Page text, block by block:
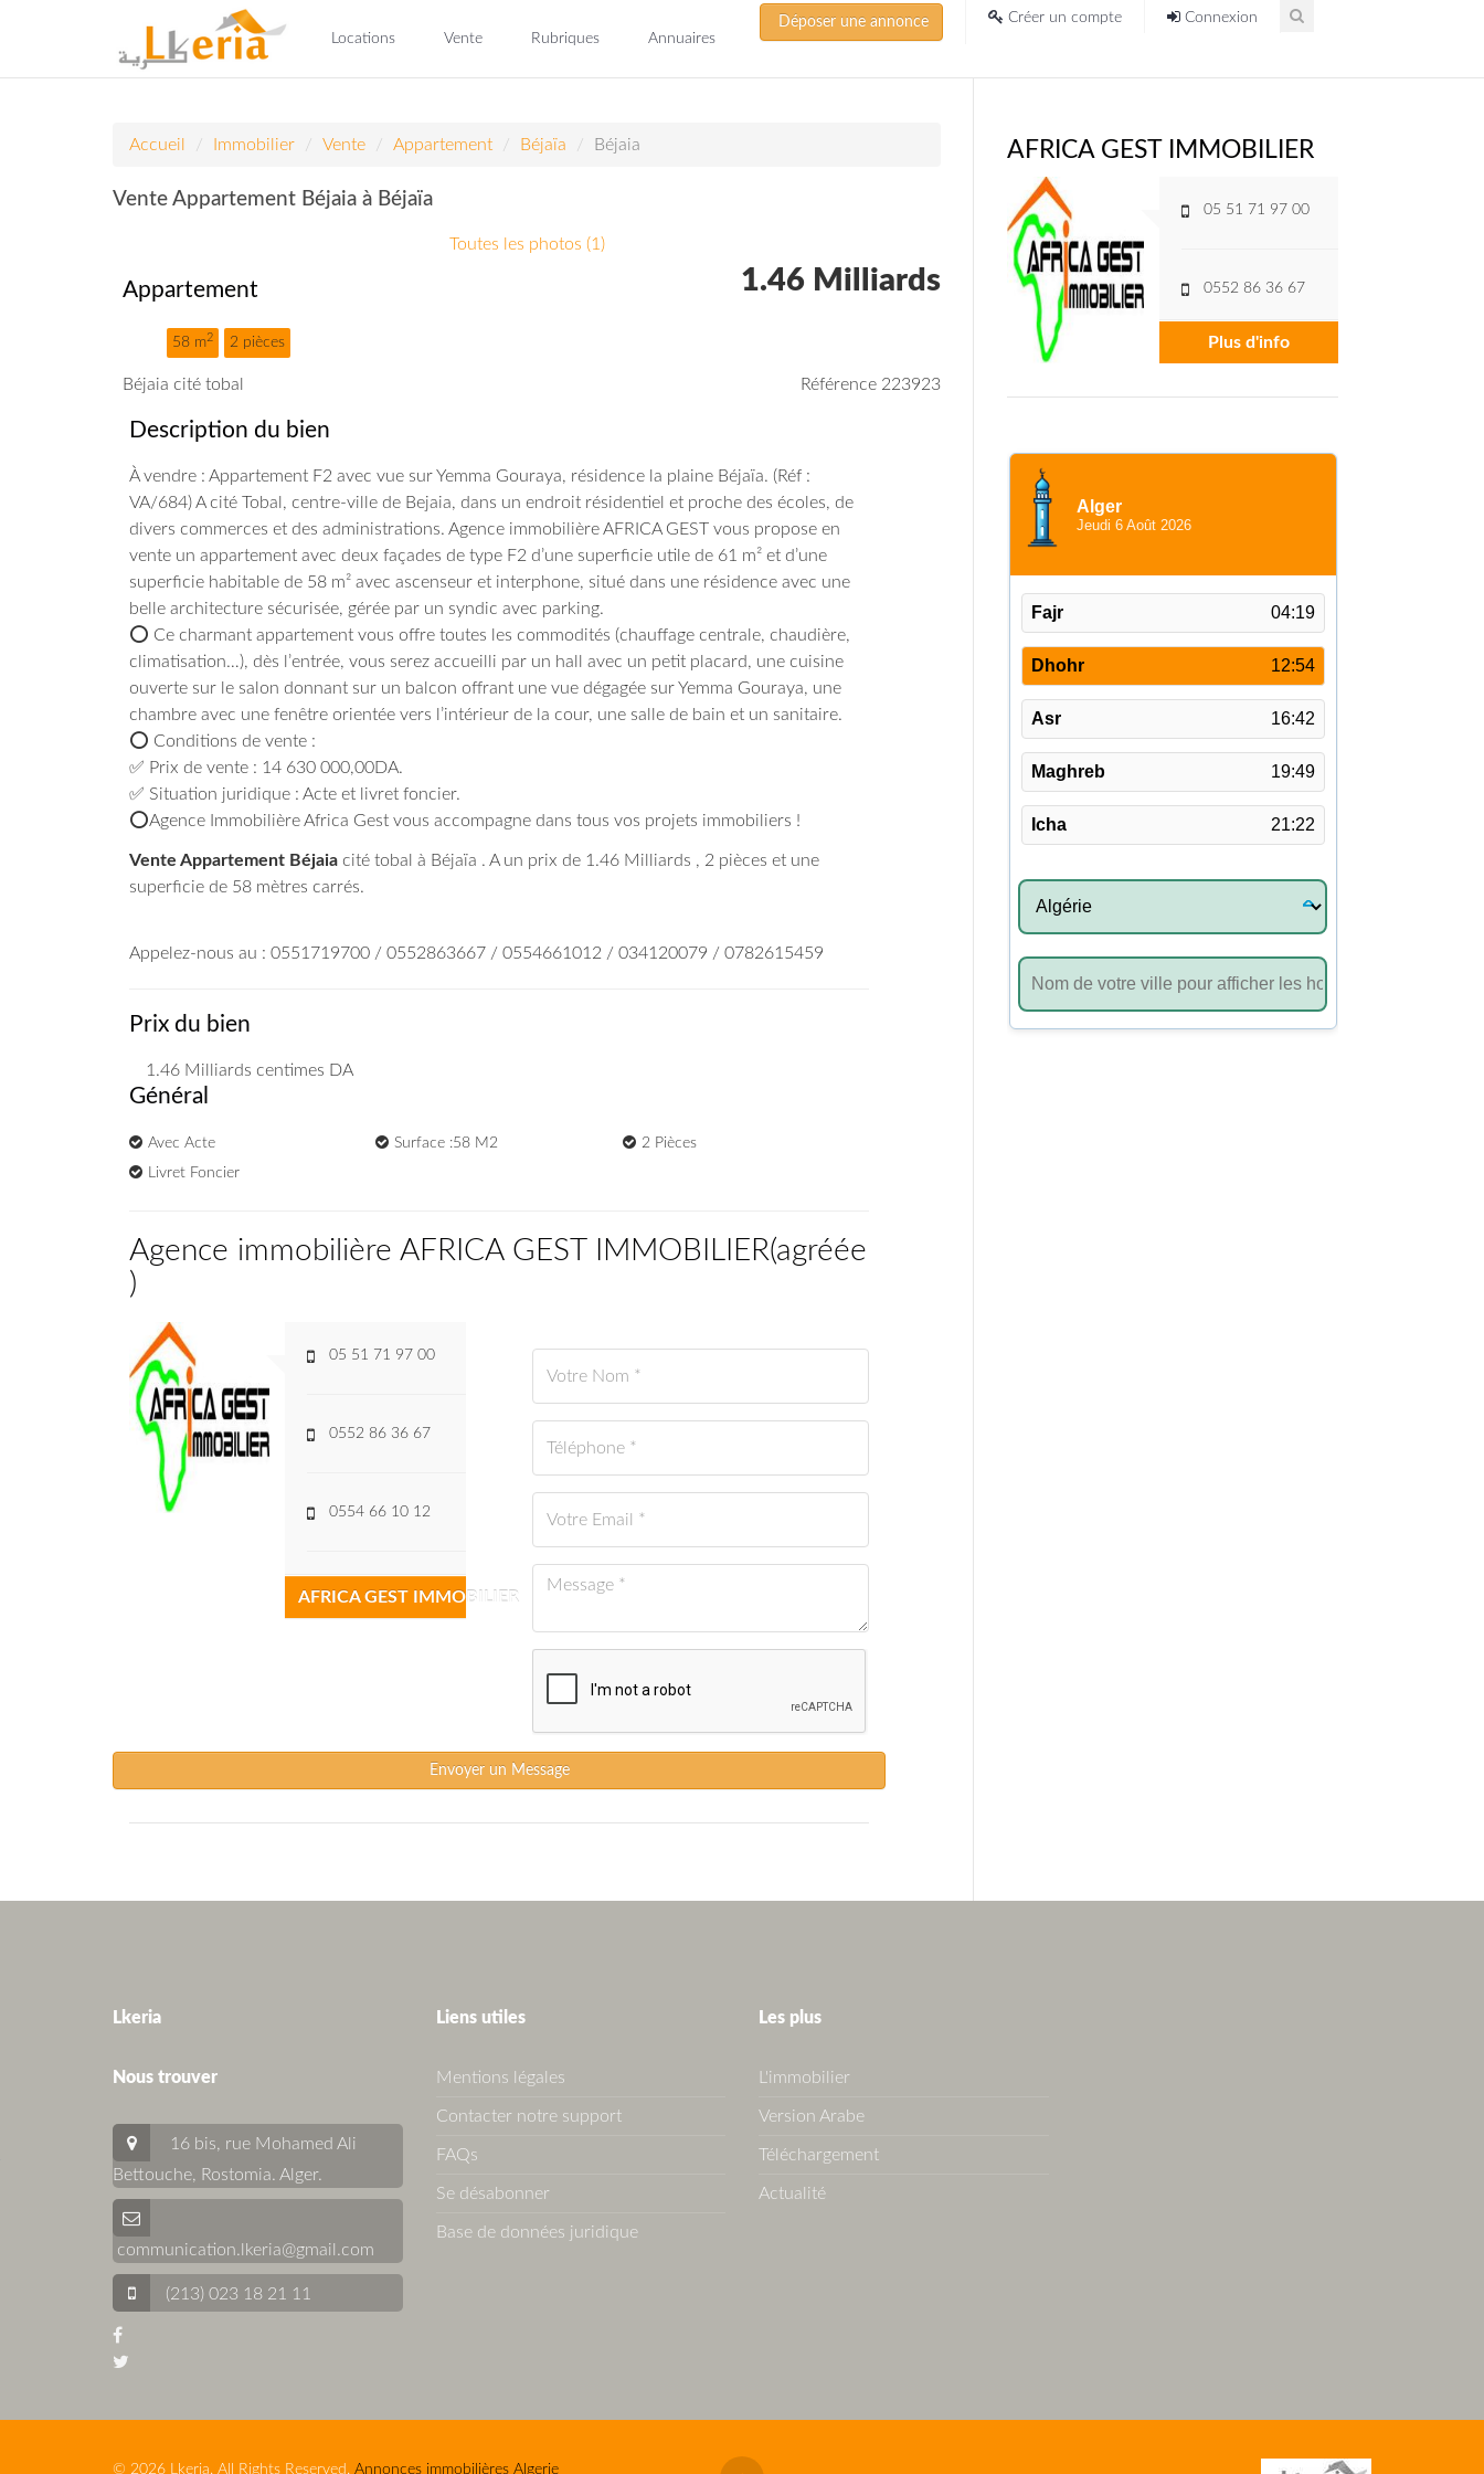
Locations Vente Rubriques Annuaires
Déposer une annonce Créer un compte Connexion
Accueil Immobilier Vente Appartement Béjaïa Béjaia
Vente Appartement Béjaia à Béjaïa
Toutes les photos (1)
Appartement
58 m2 2 pièces
1.46 Milliards
Béjaia cité tobal Référence 223923
Description du bien
À vendre : Appartement F2 avec vue sur Yemma Gouraya, résidence la plaine Béjaïa. (Réf :
VA/684) A cité Tobal, centre-ville de Bejaia, dans un endroit résidentiel et proche des écoles, de
divers commerces et des administrations. Agence immobilière AFRICA GEST vous propose en
vente un appartement avec deux façades de type F2 d’une superficie utile de 61 m² et d’une
superficie habitable de 58 m² avec ascenseur et interphone, situé dans une résidence avec une
belle architecture sécurisée, gérée par un syndic avec parking.
⭕ Ce charmant appartement vous offre toutes les commodités (chauffage centrale, chaudière,
climatisation…), dès l’entrée, vous serez accueilli par un hall avec un petit placard, une cuisine
ouverte sur le salon donnant sur un balcon offrant une vue dégagée sur Yemma Gouraya, une
chambre avec une fenêtre orientée vers l’intérieur de la cour, une salle de bain et un sanitaire.
⭕ Conditions de vente :
✅ Prix de vente : 14 630 000,00DA.
✅ Situation juridique : Acte et livret foncier.
⭕Agence Immobilière Africa Gest vous accompagne dans tous vos projets immobiliers !
Vente Appartement Béjaia cité tobal à Béjaïa . A un prix de 1.46 Milliards , 2 pièces et une
superficie de 58 mètres carrés.
Appelez-nous au : 0551719700 / 0552863667 / 0554661012 / 034120079 / 0782615459
Prix du bien
1.46 Milliards centimes DA
Général
Avec Acte Surface :58 M2
2 Pièces
Livret Foncier
Agence immobilière AFRICA GEST IMMOBILIER(agréée
)
05 51 71 97 00
0552 86 36 67
0554 66 10 12
AFRICA GEST IMMOBILIER
Envoyer un Message
AFRICA GEST IMMOBILIER
05 51 71 97 00
0552 86 36 67
Plus d'info
Lkeria
Nous trouver
16 bis, rue Mohamed Ali
Bettouche, Rostomia. Alger.
communication.lkeria@gmail.com
(213) 023 18 21 11
Liens utiles
Mentions légales
Contacter notre support
FAQs
Se désabonner
Base de données juridique
Les plus
L'immobilier
Version Arabe
Téléchargement
Actualité
© 2026 Lkeria. All Rights Reserved. Annonces immobilières Algerie